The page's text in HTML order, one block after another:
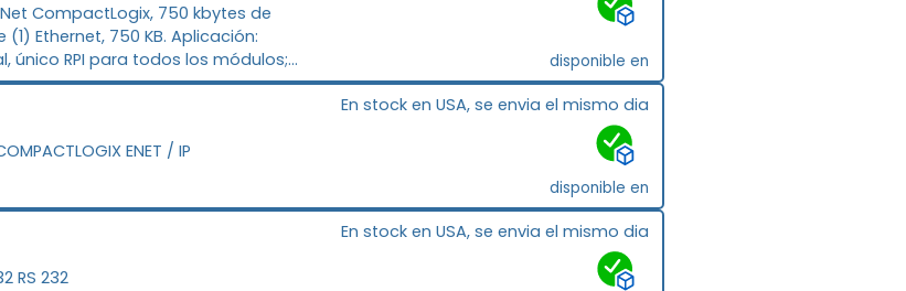
CompactLogix, 750 kbytes de
(1) Ethernet, 750 KB. Aplicación:
único RPI para todos los módulos;
6; Memoria de usuario: 750 KB;
64/128 MB; Puertos de
disponible en
ENET / IP
En stock en USA, se envia el mismo dia
disponible en
RS 232
En stock en USA, se envia el mismo dia